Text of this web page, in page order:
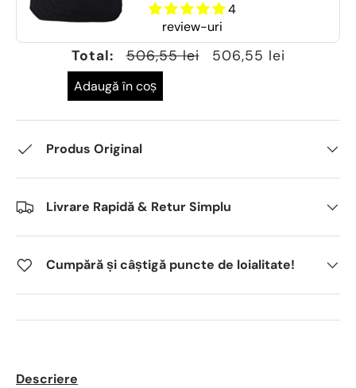
4
review-uri
Total: 506,55 lei 506,55 lei
Adaugă în coș
Produs Original
Livrare Rapidă & Retur Simplu
Cumpără și câștigă puncte de loialitate!
Descriere